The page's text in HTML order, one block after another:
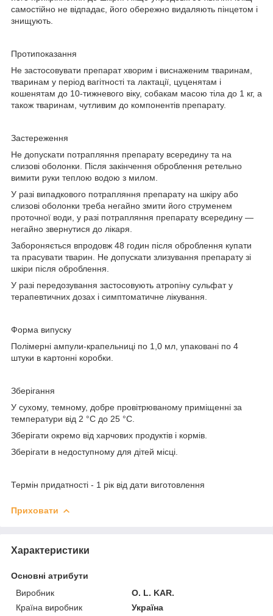
самостійно не відпадає, його обережно видаляють пінцетом і
знищують.
Протипоказання
Не застосовувати препарат хворим і виснаженим тваринам,
тваринам у період вагітності та лактації, цуценятам і
кошенятам до 10-тижневого віку, собакам масою тіла до 1 кг, а
також тваринам, чутливим до компонентів препарату.
Застереження
Не допускати потрапляння препарату всередину та на
слизові оболонки. Після закінчення оброблення ретельно
вимити руки теплою водою з милом.
У разі випадкового потрапляння препарату на шкіру або
слизові оболонки треба негайно змити його струменем
проточної води, у разі потрапляння препарату всередину —
негайно звернутися до лікаря.
Забороняється впродовж 48 годин після оброблення купати
та прасувати тварин. Не допускати злизування препарату зі
шкіри після оброблення.
У разі передозування застосовують атропіну сульфат у
терапевтичних дозах і симптоматичне лікування.
Форма випуску
Полімерні ампули-крапельниці по 1,0 мл, упаковані по 4
штуки в картонні коробки.
Зберігання
У сухому, темному, добре провітрюваному приміщенні за
температури від 2 °C до 25 °C.
Зберігати окремо від харчових продуктів і кормів.
Зберігати в недоступному для дітей місці.
Термін придатності - 1 рік від дати виготовлення
Приховати
Характеристики
Основні атрибути
Виробник
O. L. KAR.
Країна виробник
Україна